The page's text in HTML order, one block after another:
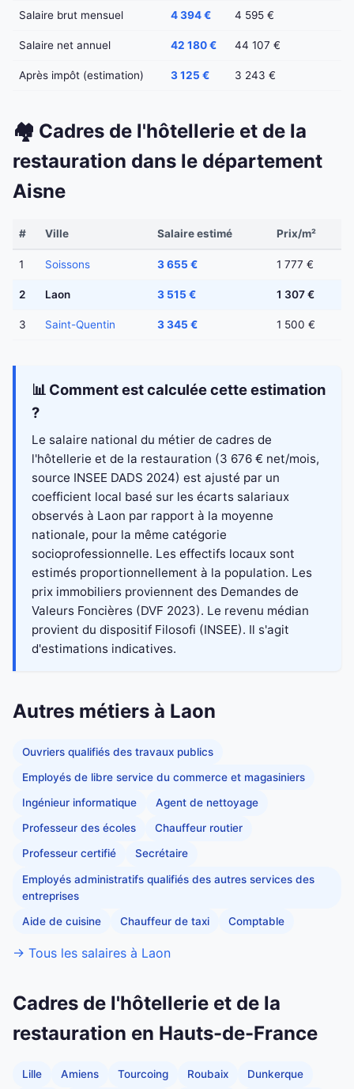
Salaire brut mensuel 4 394 € 4 595 €
Salaire net annuel 42 180 € 44 107 €
Après impôt (estimation) 3 125 € 3 243 €
🏘️ Cadres de l'hôtellerie et de la
restauration dans le département
Aisne
# Ville Salaire estimé Prix/m²
1 Soissons 3 655 € 1 777 €
2 Laon 3 515 € 1 307 €
3 Saint-Quentin 3 345 € 1 500 €
📊 Comment est calculée cette estimation
?
Le salaire national du métier de cadres de
l'hôtellerie et de la restauration (3 676 € net/mois,
source INSEE DADS 2024) est ajusté par un
coefficient local basé sur les écarts salariaux
observés à Laon par rapport à la moyenne
nationale, pour la même catégorie
socioprofessionnelle. Les effectifs locaux sont
estimés proportionnellement à la population. Les
prix immobiliers proviennent des Demandes de
Valeurs Foncières (DVF 2023). Le revenu médian
provient du dispositif Filosofi (INSEE). Il s'agit
d'estimations indicatives.
Autres métiers à Laon
Ouvriers qualifiés des travaux publics
Employés de libre service du commerce et magasiniers
Ingénieur informatique Agent de nettoyage
Professeur des écoles Chauffeur routier
Professeur certifié Secrétaire
Employés administratifs qualifiés des autres services des
entreprises
Aide de cuisine Chauffeur de taxi Comptable
→ Tous les salaires à Laon
Cadres de l'hôtellerie et de la
restauration en Hauts-de-France
Lille Amiens Tourcoing Roubaix Dunkerque